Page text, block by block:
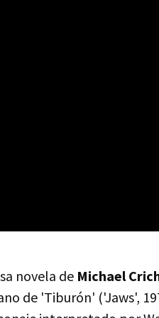
novela de Michael
de 'Tiburón' ('Jaws',